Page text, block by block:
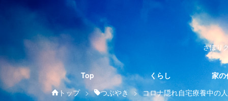
さぼり
Top くらし 家の
トップ > つぶやき > コロナ隠れ自宅療養中の